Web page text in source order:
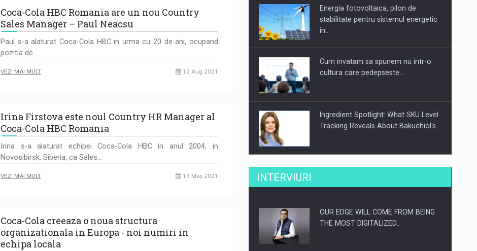
Coca-Cola HBC Romania are un nou Country
Sales Manager – Paul Neacsu
Paul s-a alaturat Coca-Cola HBC in urma cu 20 de ani, ocupand
pozitia de…
VEZI MAI MULT 12 Aug 2021
Irina Firstova este noul Country HR Manager al
Coca-Cola HBC Romania
Irina s-a alaturat echipei Coca-Cola HBC in anul 2004, in
Novosibirsk, Siberia, ca Sales…
VEZI MAI MULT 13 May 2021
Coca-Cola creeaza o noua structura
organizationala in Europa - noi numiri in
echipa locala
Webinar - Business Evolution-
RETHINK STRATEGY-Finantare
Energia fotovoltaica, pilon de
stabilitate pentru sistemul energetic
in…
Cum invatam sa spunem nu intr-o
cultura care pedepseste…
Ingredient Spotlight: What SKU Level
Tracking Reveals About Bakuchiol's…
Producatorii si comerciantii care nu
Proteinmaxxing and the Future of
INTERVIURI
OUR EDGE WILL COME FROM BEING
THE MOST DIGITALIZED…